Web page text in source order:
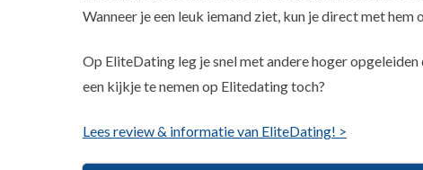
Wanneer je een leuk iemand ziet, kun je direct met
Op EliteDating leg je snel met andere hoger
een kijkje te nemen op Elitedating toch?
Lees review & informatie van EliteDating! >